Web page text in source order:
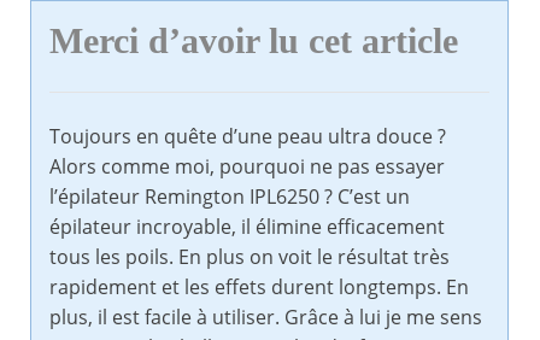
Merci d’avoir lu cet article
Toujours en quête d’une peau ultra douce ?
Alors comme moi, pourquoi ne pas essayer
l’épilateur Remington IPL6250 ? C’est un
épilateur incroyable, il élimine efficacement
tous les poils. En plus on voit le résultat très
rapidement et les effets durent longtemps. En
plus, il est facile à utiliser. Grâce à lui je me sens